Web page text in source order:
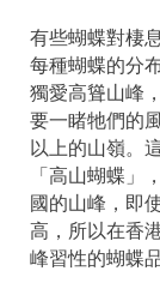
有些蝴蝶對棲
每種蝴蝶的分
獨愛高聳山峰
要一睹牠們的
以上的山嶺。
「高山蝴蝶」
國的山峰，即
高，所以在香
峰習性的蝴蝶品